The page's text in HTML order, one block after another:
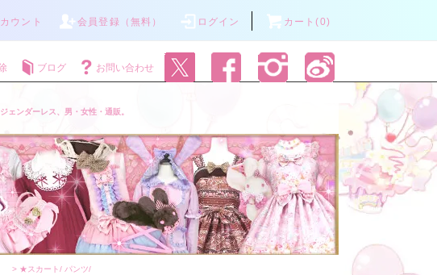
ウント 会員登録（無料） ログイン カート(0)
ブログ お問い合わせ
ェンダーレス、男・女性・通販。
> ★スカート/ パンツ/